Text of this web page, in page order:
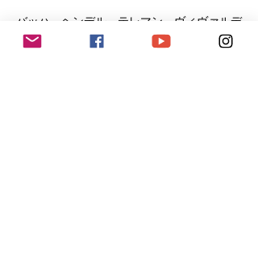
バッハ、ヘンデル、テレマン、ヴィヴァルデ
ィなどの作品